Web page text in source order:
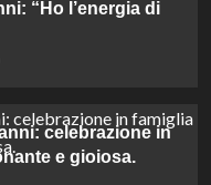
“Ho l’energia di
celebrazione in
e gioiosa.